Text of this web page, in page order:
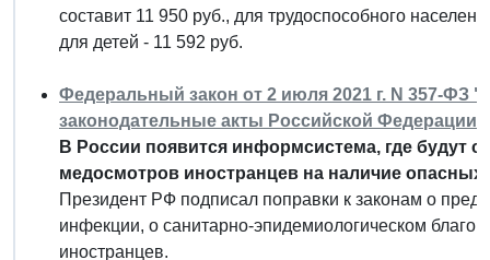
составит 11 950 руб., для трудоспособного
для детей - 11 592 руб.
Федеральный закон от 2 июля 2021 г. N 357-ФЗ
законодательные акты Российской Федерации"
В России появится информсистема, где будут
медосмотров иностранцев на наличие
Президент РФ подписал поправки к законам о
инфекции, о санитарно-эпидемиологическом
иностранцев.